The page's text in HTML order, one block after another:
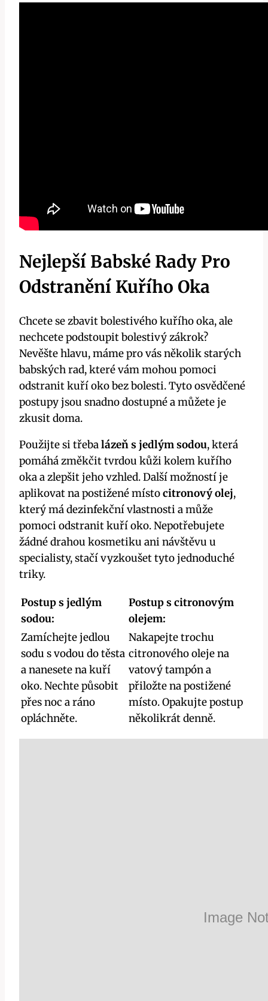
Nejlepší Babské Rady Pro
Odstranění Kuřího Oka
Chcete se zbavit bolestivého kuřího oka, ale
nechcete podstoupit bolestivý zákrok?
Nevěšte hlavu, máme pro vás několik starých
babských rad, které vám mohou pomoci
odstranit kuří oko bez bolesti. Tyto osvědčené
postupy jsou snadno dostupné a můžete je
zkusit doma.
Použijte si třebalázeň s jedlým sodou, která
pomáhá změkčit tvrdou kůži kolem kuřího
oka a zlepšit jeho vzhled. Další možností je
aplikovat na postižené místocitronový olej,
který má dezinfekční vlastnosti a může
pomoci odstranit kuří oko. Nepotřebujete
žádné drahou kosmetiku ani návštěvu u
specialisty, stačí vyzkoušet tyto jednoduché
triky.
Postup s jedlým
sodou:
Postup s citronovým
olejem:
Zamíchejte jedlou
sodu s vodou do těsta
a nanesete na kuří
oko. Nechte působit
přes noc a ráno
opláchněte.
Nakapejte trochu
citronového oleje na
vatový tampón a
přiložte na postižené
místo. Opakujte postup
několikrát denně.